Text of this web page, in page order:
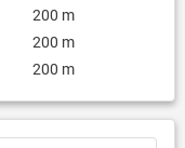
200 m
200 m
200 m